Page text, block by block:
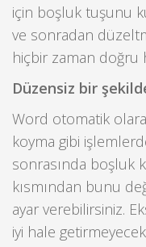
için boşluk tuşunu
ve sonradan
hiçbir zaman doğru
Düzensiz bir
Word otomatik
koyma gibi
sonrasında boşluk
kısmından bunu
ayar verebilirsiniz.
iyi hale